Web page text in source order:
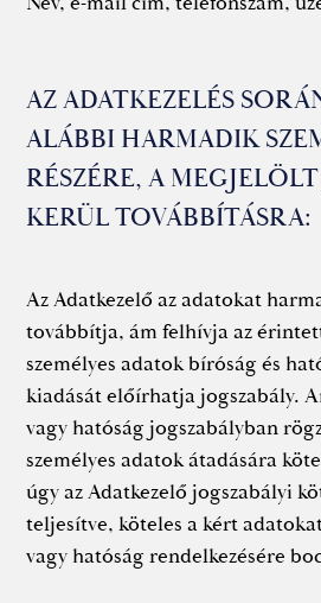
AZ ADATKEZELÉS
ALÁBBI HARMADIK
RÉSZÉRE, A
KERÜL TOVÁBBÍTÁSRA:
Az Adatkezelő az adatokat
továbbítja, ám felhívja az
személyes adatok bíróság és
kiadását előírhatja jogszabály.
vagy hatóság jogszabályban
személyes adatok átadására
úgy az Adatkezelő jogszabályi
teljesítve, köteles a kért
vagy hatóság rendelkezésére